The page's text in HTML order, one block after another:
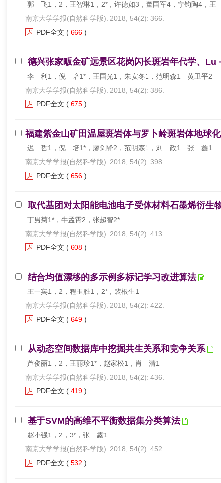
郭 飞1，2，王智琳1，2*，许德如3，董国军4，宁钧陶4，
南京大学学报(自然科学版). 2018, 54(2): 366.
PDF全文 ( 666 )
德兴张家畈金矿远景区花岗闪长斑岩年代学、Lu
李 利1，倪 培1*，王国光1，朱安冬1，范明森1，黄卫平2
南京大学学报(自然科学版). 2018, 54(2): 386.
PDF全文 ( 675 )
福建紫金山矿田温屋斑岩体与罗卜岭斑岩体地球
迟 哲1，倪 培1*，廖剑锋2，范明森1，刘 政1，张 鑫1
南京大学学报(自然科学版). 2018, 54(2): 398.
PDF全文 ( 656 )
取代基团对太阳能电池电子受体材料石墨烯衍生
丁男菊1*，牛孟霄2，张超智2*
南京大学学报(自然科学版). 2018, 54(2): 413.
PDF全文 ( 608 )
结合均值漂移的多示例多标记学习改进算法
王一宾1，2，程玉胜1，2*，裴根生1
南京大学学报(自然科学版). 2018, 54(2): 422.
PDF全文 ( 649 )
从动态空间数据库中挖掘共生关系和竞争关系
芦俊丽1，2，王丽珍1*，赵家松1，肖 清1
南京大学学报(自然科学版). 2018, 54(2): 436.
PDF全文 ( 419 )
基于SVM的高维不平衡数据集分类算法
赵小强1，2，3*，张 露1
南京大学学报(自然科学版). 2018, 54(2): 452.
PDF全文 ( 532 )